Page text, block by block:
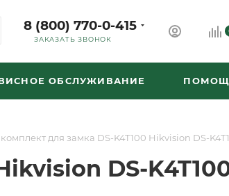
8 (800) 770-0-415
ЗАКАЗАТЬ ЗВОНОК
ОБСЛУЖИВАНИЕ
для замка DS-K4T100 Hikvision DS-
DS-